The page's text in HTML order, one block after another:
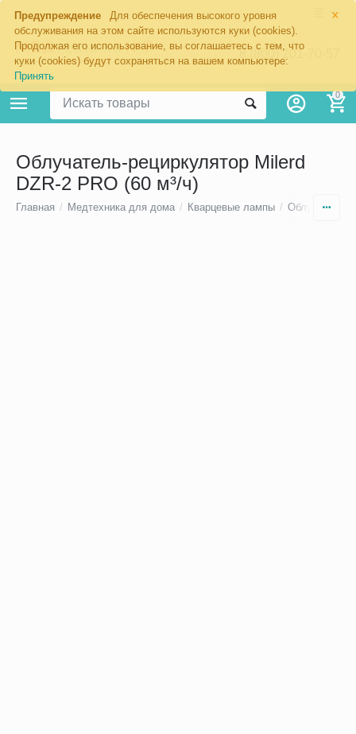
×
Предупреждение
Для обеспечения высокого уровня
обслуживания на этом сайте используются куки (cookies).
Продолжая его использование, вы соглашаетесь с тем, что
куки (cookies) будут сохраняться на вашем компьютере:
Принять
8 (800) 201-70-57
0
Облучатель-рециркулятор Milerd
DZR-2 PRO (60 м³/ч)
Главная / Медтехника для дома / Кварцевые лампы / Облучатели-